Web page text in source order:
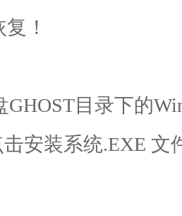
！
目录下的
安装系统.EXE 文